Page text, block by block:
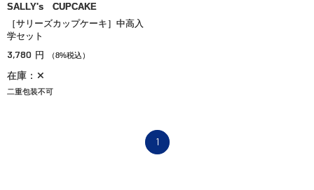
SALLY's CUPCAKE
［サリーズカップケーキ］中高入
学セット
3,780 円 （8%税込）
在庫：✕
二重包装不可
1